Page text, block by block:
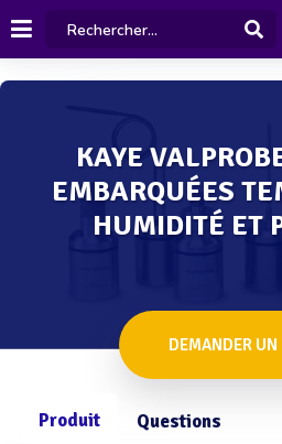
KAYE
EMBARQUÉES
HUMIDITÉ ET
DEMANDER UN
Produit Questions